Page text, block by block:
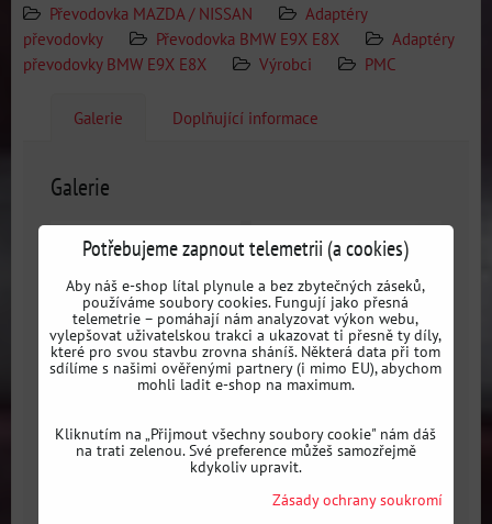
Převodovka MAZDA / NISSAN
Adaptéry
převodovky
Převodovka BMW E9X E8X
Adaptéry
převodovky BMW E9X E8X
Výrobci PMC
Galerie Doplňující informace
Galerie
PMC adaptér pre motor
BMW M50 S50 M52
PMC adaptér pre motor
BMW M50 S50 M52
N57N N57 Diesel ZF
Potřebujeme zapnout telemetrii (a cookies)
Aby náš e-shop lítal plynule a bez zbytečných záseků,
používáme soubory cookies. Fungují jako přesná
telemetrie – pomáhají nám analyzovat výkon webu,
vylepšovat uživatelskou trakci a ukazovat ti přesně ty díly,
které pro svou stavbu zrovna sháníš. Některá data při tom
sdílíme s našimi ověřenými partnery (i mimo EU), abychom
mohli ladit e-shop na maximum.
Kliknutím na „Přijmout všechny soubory cookie" nám dáš
na trati zelenou. Své preference můžeš samozřejmě
kdykoliv upravit.
Zásady ochrany soukromí